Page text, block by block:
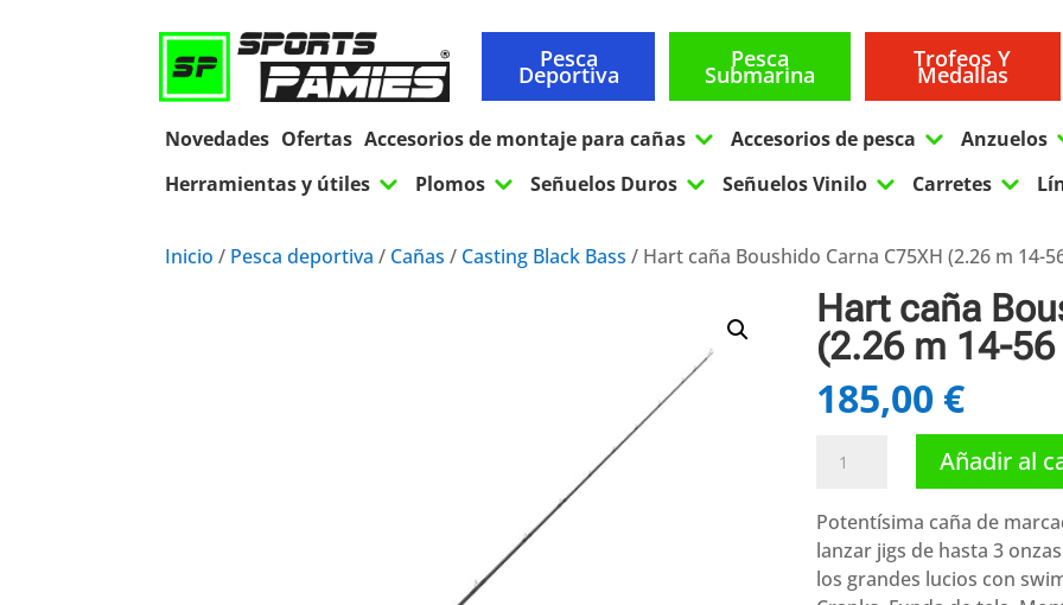
Pesca
Deportiva
Pesca
Submarina
Trofeos Y
Medallas
Novedades Ofertas Accesorios de montaje para cañas 3 Accesorios de pesca 3 Anzuelos
Herramientas y útiles 3 Plomos 3 Señuelos Duros 3 Señuelos Vinilo 3 Carretes 3
Inicio / Pesca deportiva / Cañas / Casting Black Bass / Hart caña Boushido Carna C75XH (2.26 m 14-
Hart caña
(2.26 m 14-
185,00 €
caña
Carna
C75XH
(2.26
Añadir al
Potentísima caña de
lanzar jigs de hasta 3
los grandes lucios con